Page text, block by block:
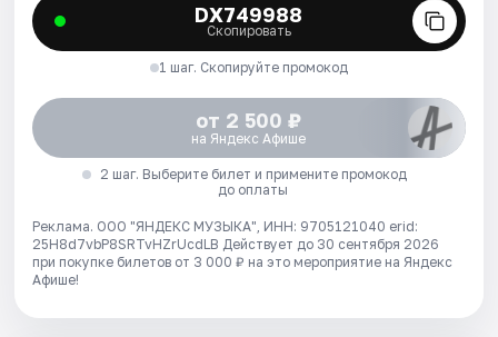
DX749988
Скопировать
1 шаг. Скопируйте промокод
от 2 500 ₽
на Яндекс Афише
2 шаг. Выберите билет и примените промокод
до оплаты
Реклама. ООО "ЯНДЕКС МУЗЫКА", ИНН: 9705121040 erid:
25H8d7vbP8SRTvHZrUcdLB Действует до 30 сентября 2026
при покупке билетов от 3 000 ₽ на это мероприятие на Яндекс
Афише!